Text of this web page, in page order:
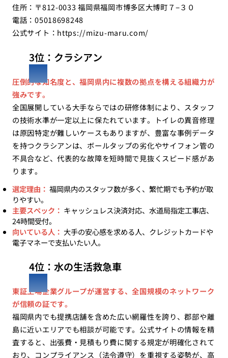
住所：〒812-0033 福岡県福岡市博多区大博町７−３０
電話：05018698248
公式サイト： https://mizu-maru.com/
3位：クラシアン
圧倒的な知名度と、福岡県内に複数の拠点を構える組織力が
強みです。
全国展開している大手ならではの研修体制により、スタッフ
の技術水準が一定以上に保たれています。トイレの異音修理
は原因特定が難しいケースもありますが、豊富な事例データ
を持つクラシアンは、ボールタップの劣化やサイフォン管の
不具合など、代表的な故障を短時間で見抜くスピード感があ
ります。
選定理由： 福岡県内のスタッフ数が多く、繁忙期でも予約が取
りやすい。
主要スペック： キャッシュレス決済対応、水道局指定工事店、
24時間受付。
向いている人： 大手の安心感を求める人、クレジットカードや
電子マネーで支払いたい人。
4位：水の生活救急車
東証上場企業グループが運営する、全国規模のネットワーク
が信頼の証です。
福岡県内でも提携店舗を含めた広い網羅性を誇り、郡部や離
島に近いエリアでも相談が可能です。公式サイトの情報を精
査すると、出張費・見積もり費に関する規定が明確化されて
おり、コンプライアンス（法令遵守）を重視する姿勢が、高